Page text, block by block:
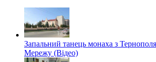
Запальний танець монаха з
Мережу (Відео)